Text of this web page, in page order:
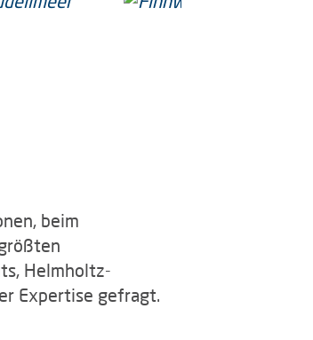
beim
Helmholtz-
Expertise gefragt.